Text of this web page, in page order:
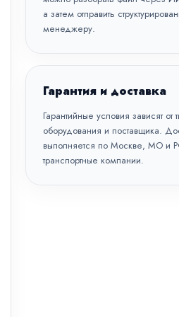
а затем отправить
менеджеру.
Гарантия и доставка
Гарантийные условия зависят от
оборудования и поставщика.
выполняется по Москве, МО и
транспортные компании.